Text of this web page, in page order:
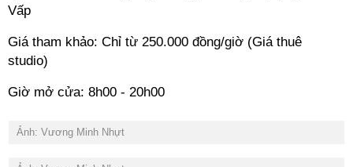
Vấp
Giá tham khảo: Chỉ từ 250.000 đồng/giờ (Giá thuê
studio)
Giờ mở cửa: 8h00 - 20h00
Ảnh: Vương Minh Nhựt